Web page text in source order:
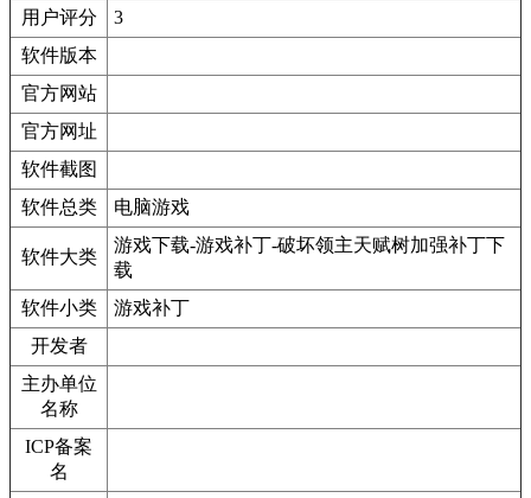
用户评分
3
软件版本
官方网站
官方网址
软件截图
软件总类
电脑游戏
软件大类
游戏下载-游戏补丁-破坏领主天赋树加强补丁下
载
软件小类
游戏补丁
开发者
主办单位
名称
ICP备案
名